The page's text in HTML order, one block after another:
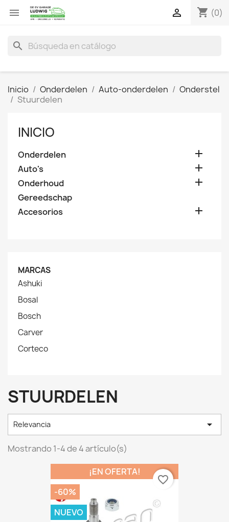
 shopping_cart (0)

search
Inicio Onderdelen Auto-onderdelen
Onderstel
Stuurdelen
INICIO
Onderdelen 
Auto's 
Onderhoud 
Gereedschap
Accesorios

MARCAS
Ashuki
Bosal
Bosch
Carver
Corteco
STUURDELEN
Relevancia 
Mostrando 1-4 de 4 artículo(s)
¡EN OFERTA!
-60%
NUEVO
favorite_border